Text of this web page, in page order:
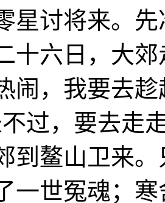
星讨将来。
十六日，大
闹，我要去
过，要去走
到鳌山卫来
一世冤魂；